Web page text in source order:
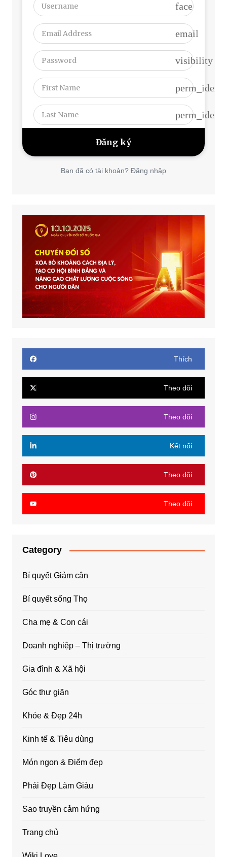
face
email
visibility
Bạn đã có tài khoản? Đăng nhập
Thích
Theo dõi
Theo dõi
Kết nối
Theo dõi
Theo dõi
Category
Bí quyết Giảm cân
Bí quyết sống Thọ
Cha mẹ & Con cái
Doanh nghiệp – Thị trường
Gia đình & Xã hội
Góc thư giãn
Khỏe & Đẹp 24h
Kinh tế & Tiêu dùng
Món ngon & Điểm đẹp
Phái Đẹp Làm Giàu
Sao truyền cảm hứng
Trang chủ